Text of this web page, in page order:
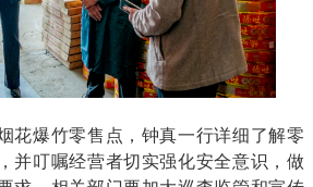
爆竹零售点，钟真一行详细了解零
并叮嘱经营者切实强化安全意识，做